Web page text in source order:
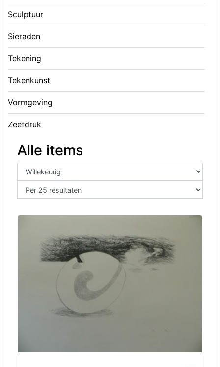
Sculptuur
Sieraden
Tekening
Tekenkunst
Vormgeving
Zeefdruk
Alle items